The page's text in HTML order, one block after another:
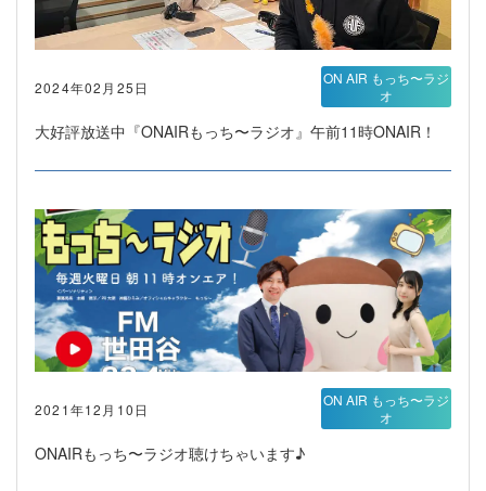
2024年02月25日
大好評放送中『ONAIRもっち〜ラジオ』午前11時ONAIR！
ON AIR もっち〜ラジ
オ
2021年12月10日
ONAIRもっち〜ラジオ聴けちゃいます♪
ON AIR もっち〜ラジ
オ